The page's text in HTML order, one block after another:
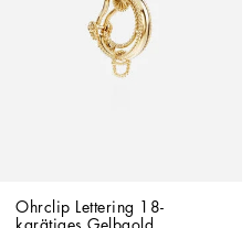
Ohrclip Lettering 18-
karätiges Gelbgold